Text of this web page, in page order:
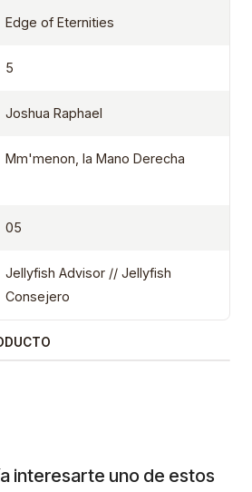
Edge of Eternities
5
Joshua Raphael
Mm'menon, la Mano Derecha
05
Jellyfish Advisor // Jellyfish
Consejero
interesarte uno de estos